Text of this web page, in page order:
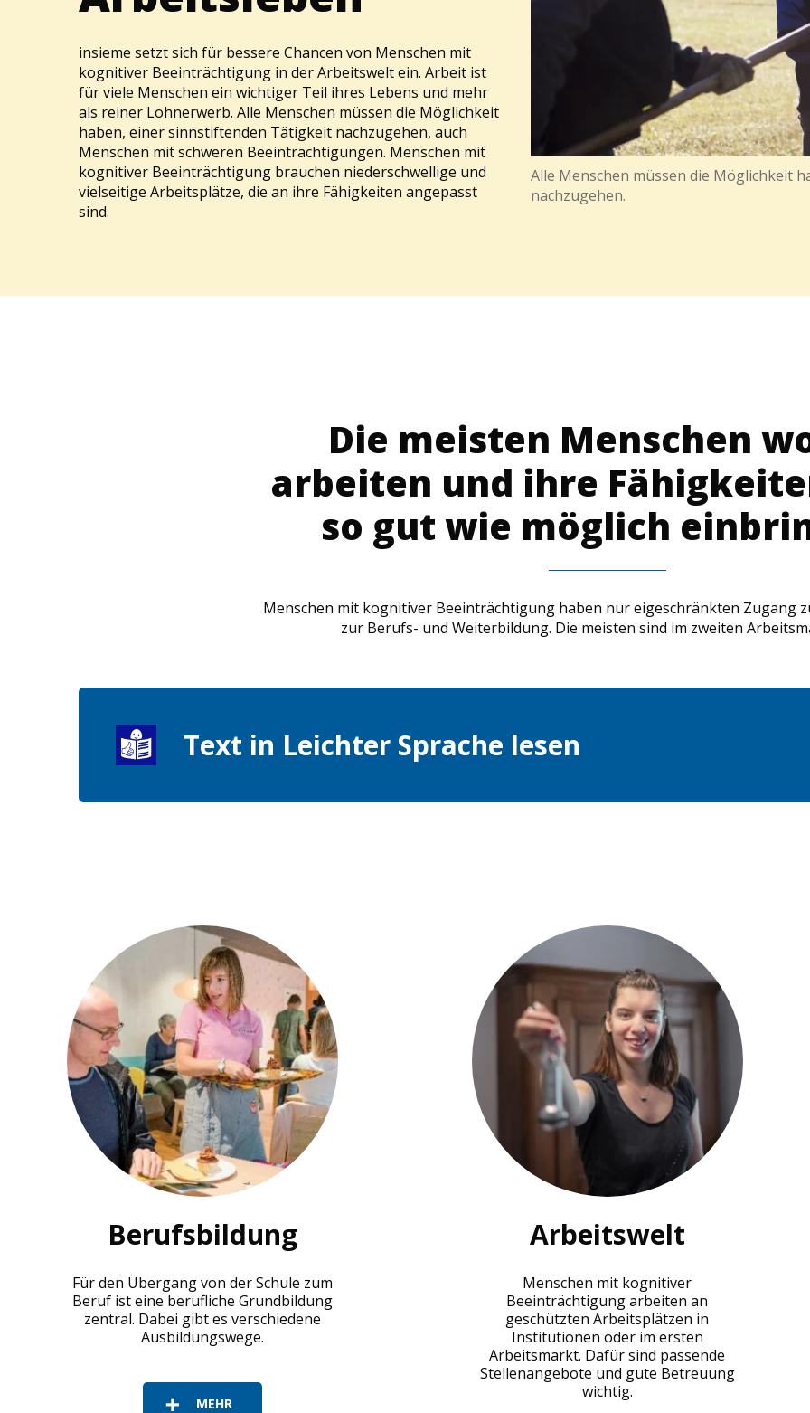
insieme setzt sich für bessere Chancen von Menschen mit
kognitiver Beeinträchtigung in der Arbeitswelt ein. Arbeit ist
für viele Menschen ein wichtiger Teil ihres Lebens und mehr
als reiner Lohnerwerb. Alle Menschen müssen die Möglichkeit
haben, einer sinnstiftenden Tätigkeit nachzugehen, auch
Menschen mit schweren Beeinträchtigungen. Menschen mit
kognitiver Beeinträchtigung brauchen niederschwellige und
vielseitige Arbeitsplätze, die an ihre Fähigkeiten angepasst
sind.
Alle Menschen müssen die Möglichkeit
nachzugehen.
Die meisten Menschen
arbeiten und ihre
so gut wie möglich
Menschen mit kognitiver Beeinträchtigung haben nur eigeschränkten Zugang
zur Berufs- und Weiterbildung. Die meisten sind im zweiten
Text in Leichter Sprache lesen
Berufsbildung
Für den Übergang von der Schule zum
Beruf ist eine berufliche Grundbildung
zentral. Dabei gibt es verschiedene
Ausbildungswege.
MEHR
Arbeitswelt
Menschen mit kognitiver
Beeinträchtigung arbeiten an
geschützten Arbeitsplätzen in
Institutionen oder im ersten
Arbeitsmarkt. Dafür sind passende
Stellenangebote und gute Betreuung
wichtig.